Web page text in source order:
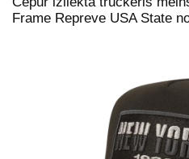
Frame Repreve USA State